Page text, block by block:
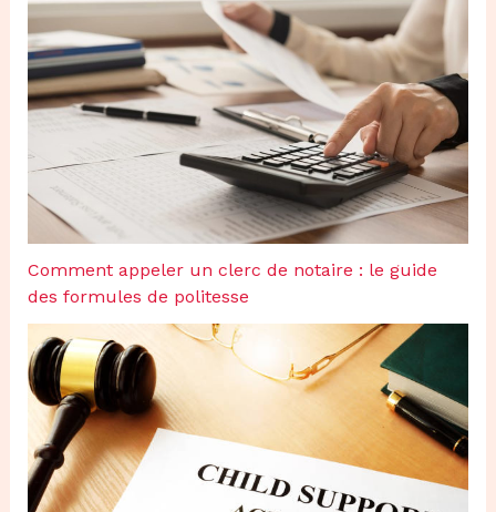
Comment appeler un clerc de notaire : le guide
des formules de politesse